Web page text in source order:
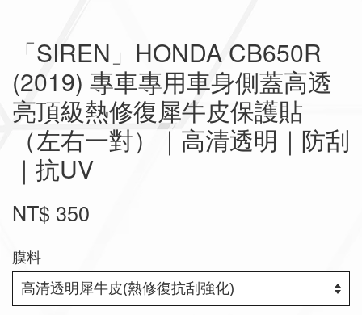
「SIREN」HONDA CB650R
(2019) 專車專用車身側蓋高透
亮頂級熱修復犀牛皮保護貼
（左右一對）｜高清透明｜防刮
｜抗UV
NT$ 350
膜料